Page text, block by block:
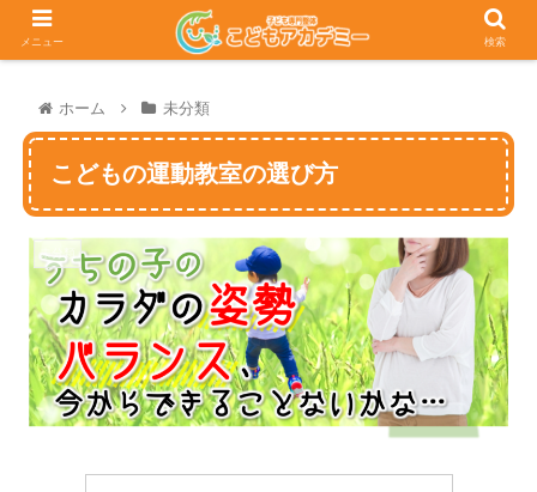
ホーム 未分類
こどもの運動教室の選び方
未分類
メニュー 検索